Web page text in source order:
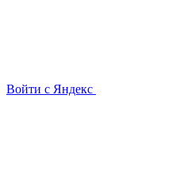
Войти с Яндекс